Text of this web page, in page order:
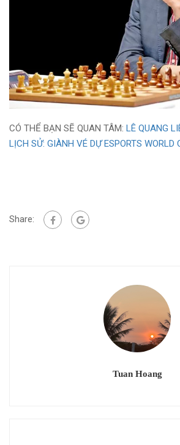
CÓ THỂ BẠN SẼ QUAN TÂM: LÊ QUANG
LỊCH SỬ: GIÀNH VÉ DỰ ESPORTS WORLD
Share:
Tuan Hoang